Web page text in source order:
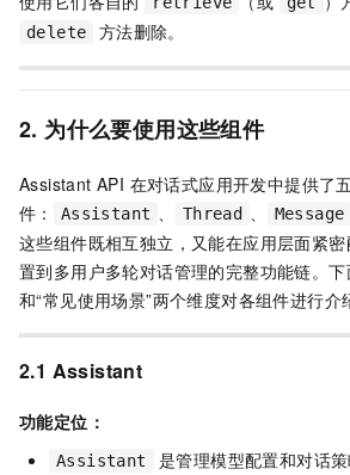
delete 方法删除。
2. 为什么要使用这些组件
Assistant API 在对话式应用开发中提供了
件：
Assistant 、 Thread 、 Message
这些组件既相互独立，又能在应用层面紧
置到多用户多轮对话管理的完整功能链。下
和“常见使用场景”两个维度对各组件进行介
2.1 Assistant
功能定位：
Assistant
是管理模型配置和对话